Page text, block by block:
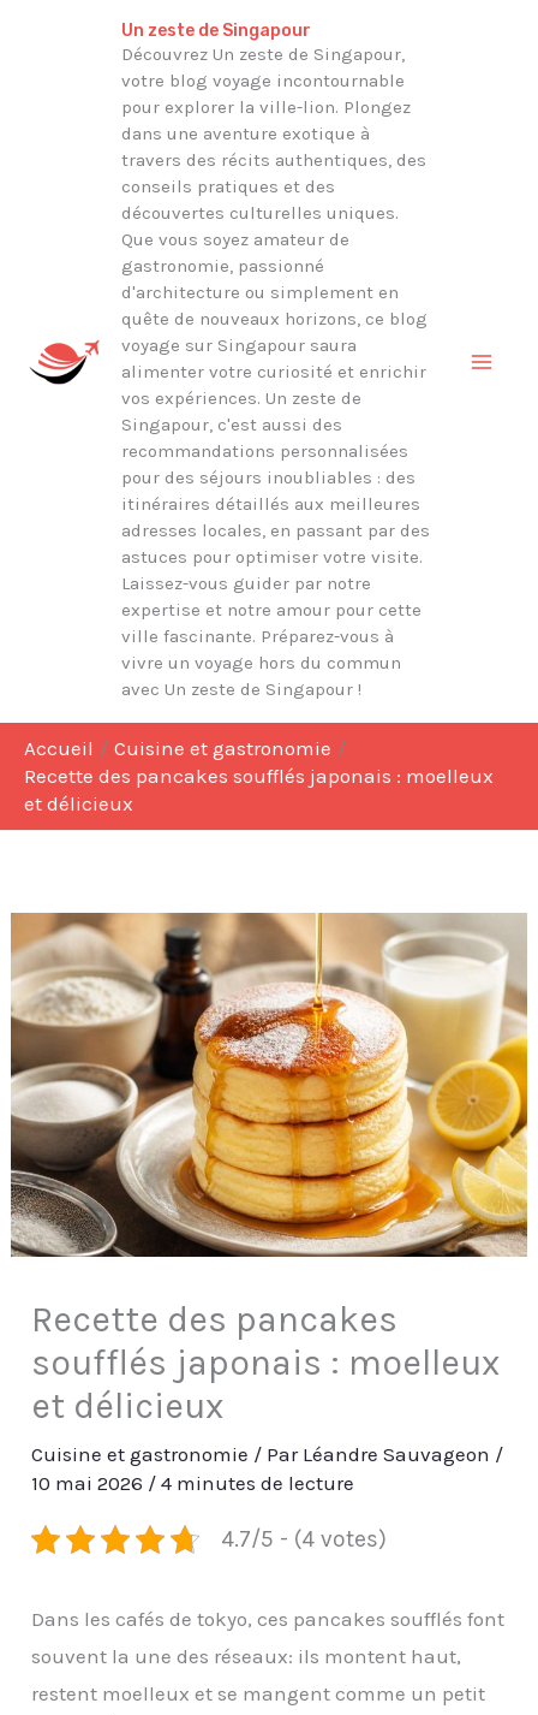
Un zeste de Singapour
Découvrez Un zeste de Singapour,
votre blog voyage incontournable
pour explorer la ville-lion. Plongez
dans une aventure exotique à
travers des récits authentiques, des
conseils pratiques et des
découvertes culturelles uniques.
Que vous soyez amateur de
gastronomie, passionné
d'architecture ou simplement en
quête de nouveaux horizons, ce blog
voyage sur Singapour saura
alimenter votre curiosité et enrichir
vos expériences. Un zeste de
Singapour, c'est aussi des
recommandations personnalisées
pour des séjours inoubliables : des
itinéraires détaillés aux meilleures
adresses locales, en passant par des
astuces pour optimiser votre visite.
Laissez-vous guider par notre
expertise et notre amour pour cette
ville fascinante. Préparez-vous à
vivre un voyage hors du commun
avec Un zeste de Singapour !
Accueil
Cuisine et gastronomie
Recette des pancakes soufflés japonais : moelleux
et délicieux
Recette des pancakes
soufflés japonais : moelleux
et délicieux
Cuisine et gastronomie / Par Léandre Sauvageon /
10 mai 2026 /4 minutes de lecture
4.7/5 - (4 votes)
Dans les cafés de tokyo, ces pancakes soufflés font
souvent la une des réseaux: ils montent haut,
restent moelleux et se mangent comme un petit
Rechercher